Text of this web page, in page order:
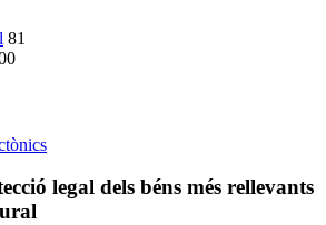
81
legal dels béns més rellevants